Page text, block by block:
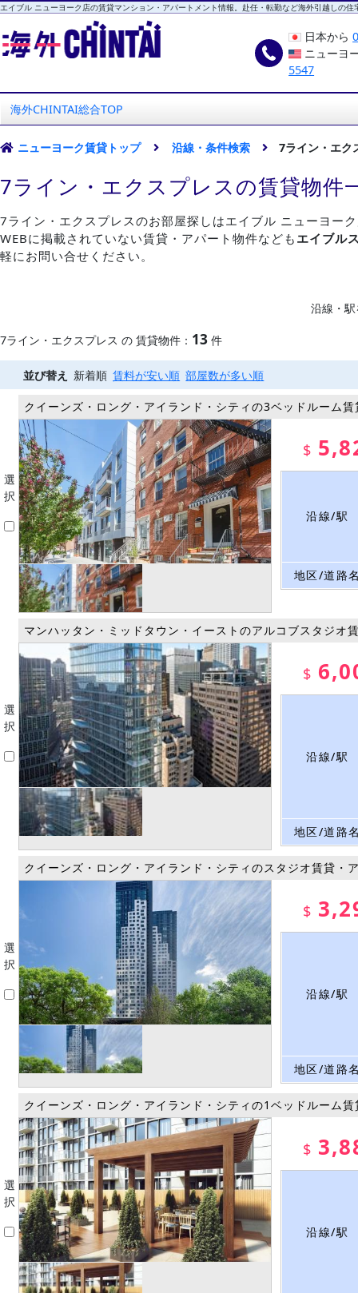
エイブル ニューヨーク店の賃貸マンション・アパートメント情報。赴任・転勤など海外引越しの住
日本から
ニューヨ
5547
海外CHINTAI総合TOP
ニューヨーク賃貸トップ 沿線・条件検索 7ライン・エク
7ライン・エクスプレスの賃貸物件
7ライン・エクスプレスのお部屋探しはエイブル ニューヨー
WEBに掲載されていない賃貸・アパート物件なども エイブル
軽にお問い合せください。
沿線・
7ライン・エクスプレス の 賃貸物件： 13 件
並び替え 新着順 賃料が安い順 部屋数が多い順
選
択
クイーンズ・ロング・アイランド・シティの3ベッドルーム
$
沿線/駅
地区/道路
選
択
マンハッタン・ミッドタウン・イーストのアルコブスタジオ
$
沿線/駅
地区/道路
選
択
クイーンズ・ロング・アイランド・シティのスタジオ賃貸・
$
沿線/駅
地区/道路
選
択
クイーンズ・ロング・アイランド・シティの1ベッドルーム
$
沿線/駅